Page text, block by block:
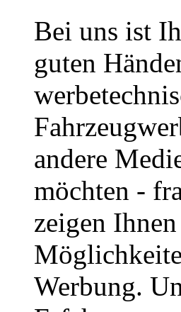
Bei uns ist
guten
andere
möchten -
zeigen
Werbung.